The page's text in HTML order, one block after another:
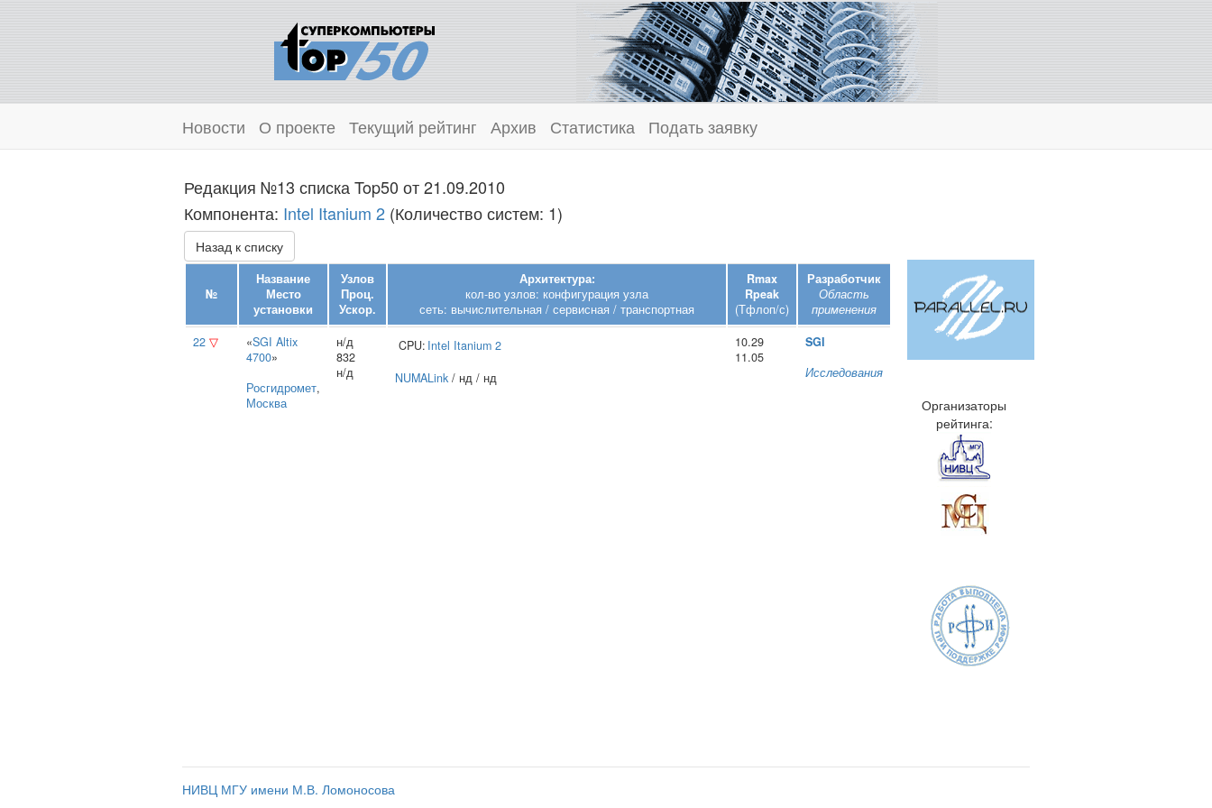
Новости О проекте Текущий рейтинг Архив Статистика Подать заявку
Редакция №13 списка Top50 от 21.09.2010
Компонента: Intel Itanium 2 (Количество систем: 1)
Назад к списку
№
Название
Место
установки
Узлов
Проц.
Ускор.
Архитектура:
кол-во узлов: конфигурация узла
сеть: вычислительная / сервисная / транспортная
Rmax
Rpeak
(Тфлоп/с)
Разработчик
Область
применения
22 ▽ «SGI Altix
4700»
Росгидромет,
Москва
н/д
832
н/д
CPU: Intel Itanium 2
NUMALink / нд / нд
10.29
11.05
SGI
Исследования
Организаторы
рейтинга:
НИВЦ МГУ имени М.В. Ломоносова